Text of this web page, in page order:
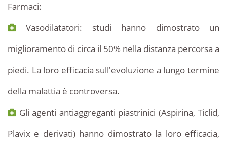
Farmaci:
Vasodilatatori: studi hanno dimostrato un
miglioramento di circa il 50% nella distanza percorsa a
piedi. La loro efficacia sull'evoluzione a lungo termine
della malattia è controversa.
Gli agenti antiaggreganti piastrinici (Aspirina, Ticlid,
Plavix e derivati) hanno dimostrato la loro efficacia,